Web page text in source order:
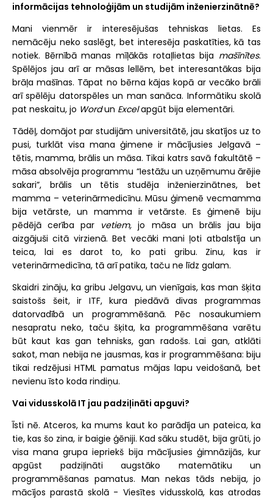
informācijas tehnoloģijām un studijām inženierzinātnē?
Mani vienmēr ir interesējušas tehniskas lietas. Es
nemācēju neko saslēgt, bet interesēja paskatīties, kā tas
notiek. Bērnībā manas mīļākās rotaļlietas bija mašīnītes.
Spēlējos jau arī ar māsas lellēm, bet interesantākas bija
brāļa mašīnas. Tāpat no bērna kājas kopā ar vecāko brāli
arī spēlēju datorspēles un man sanāca. Informātiku skolā
pat neskaitu, jo Wordun Excelapgūt bija elementāri.
Tādēļ, domājot par studijām universitātē, jau skatījos uz to
pusi, turklāt visa mana ģimene ir mācījusies Jelgavā –
tētis, mamma, brālis un māsa. Tikai katrs savā fakultātē –
māsa absolvēja programmu “Iestāžu un uzņēmumu ārējie
sakari”, brālis un tētis studēja inženierzinātnes, bet
mamma – veterinārmedicīnu. Mūsu ģimenē vecmamma
bija vetārste, un mamma ir vetārste. Es ģimenē biju
pēdējā cerība par vetiem,jo māsa un brālis jau bija
aizgājuši citā virzienā. Bet vecāki mani ļoti atbalstīja un
teica, lai es darot to, ko pati gribu. Zinu, kas ir
veterinārmedicīna, tā arī patika, taču ne līdz galam.
Skaidri zināju, ka gribu Jelgavu, un vienīgais, kas man šķita
saistošs šeit, ir ITF, kura piedāvā divas programmas
datorvadībā un programmēšanā. Pēc nosaukumiem
nesapratu neko, taču šķita, ka programmēšana varētu
būt kaut kas gan tehnisks, gan radošs. Lai gan, atklāti
sakot, man nebija ne jausmas, kas ir programmēšana: biju
tikai redzējusi HTML pamatus mājas lapu veidošanā, bet
nevienu īsto koda rindiņu.
Vai vidusskolā IT jau padziļināti apguvi?
Īsti nē. Atceros, ka mums kaut ko parādīja un pateica, ka
tie, kas šo zina, ir baigie ģēniji. Kad sāku studēt, bija grūti, jo
visa mana grupa iepriekš bija mācījusies ģimnāzijās, kur
apgūst padziļināti augstāko matemātiku un
programmēšanas pamatus. Man nekas tāds nebija, jo
mācījos parastā skolā - Viesītes vidusskolā, kas atrodas